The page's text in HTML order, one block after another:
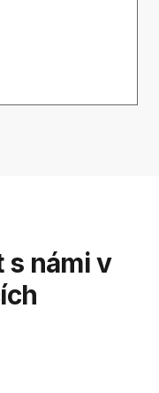
s námi v